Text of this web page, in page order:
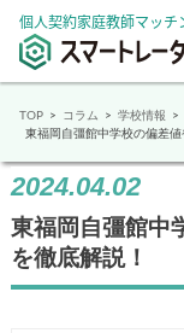
個人契約家庭教師マッチ
TOP コラム 学校情報
東福岡自彊館中学校の偏差
2024.04.02
東福岡自彊館中
報を徹底解説！